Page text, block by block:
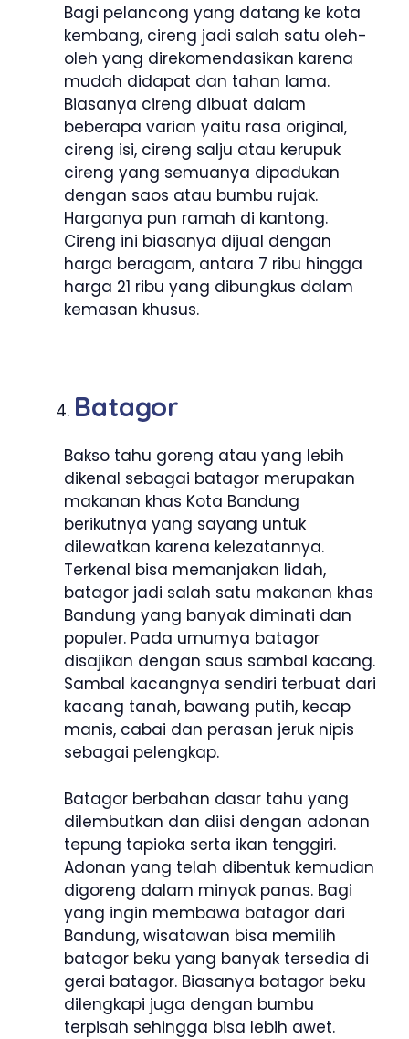
Bagi pelancong yang datang ke kota
kembang, cireng jadi salah satu oleh-
oleh yang direkomendasikan karena
mudah didapat dan tahan lama.
Biasanya cireng dibuat dalam
beberapa varian yaitu rasa original,
cireng isi, cireng salju atau kerupuk
cireng yang semuanya dipadukan
dengan saos atau bumbu rujak.
Harganya pun ramah di kantong.
Cireng ini biasanya dijual dengan
harga beragam, antara 7 ribu hingga
harga 21 ribu yang dibungkus dalam
kemasan khusus.
Batagor
Bakso tahu goreng atau yang lebih
dikenal sebagai batagor merupakan
makanan khas Kota Bandung
berikutnya yang sayang untuk
dilewatkan karena kelezatannya.
Terkenal bisa memanjakan lidah,
batagor jadi salah satu makanan khas
Bandung yang banyak diminati dan
populer. Pada umumya batagor
disajikan dengan saus sambal kacang.
Sambal kacangnya sendiri terbuat dari
kacang tanah, bawang putih, kecap
manis, cabai dan perasan jeruk nipis
sebagai pelengkap.
Batagor berbahan dasar tahu yang
dilembutkan dan diisi dengan adonan
tepung tapioka serta ikan tenggiri.
Adonan yang telah dibentuk kemudian
digoreng dalam minyak panas. Bagi
yang ingin membawa batagor dari
Bandung, wisatawan bisa memilih
batagor beku yang banyak tersedia di
gerai batagor. Biasanya batagor beku
dilengkapi juga dengan bumbu
terpisah sehingga bisa lebih awet.